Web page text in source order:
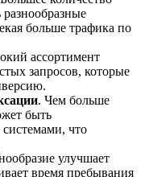
разнообразные
больше трафика по
ассортимент
запросов, которые
. Чем больше
быть
что
улучшает
время пребывания